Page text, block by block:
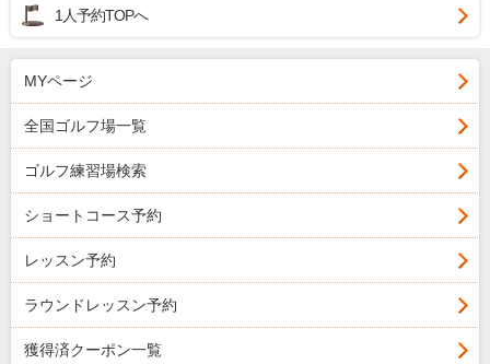
1人予約TOPへ
MYページ
全国ゴルフ場一覧
ゴルフ練習場検索
ショートコース予約
レッスン予約
ラウンドレッスン予約
獲得済クーポン一覧